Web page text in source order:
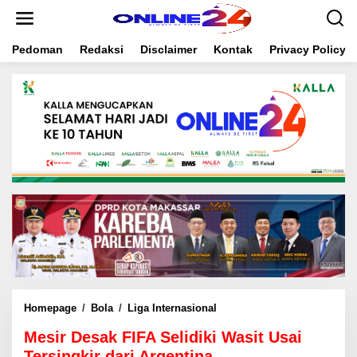
t
Pedoman Redaksi Disclaimer Kontak Privacy Policy
Homepage / Bola / Liga Internasional
s
Mesir Desak FIFA Selidiki Wasit Usai